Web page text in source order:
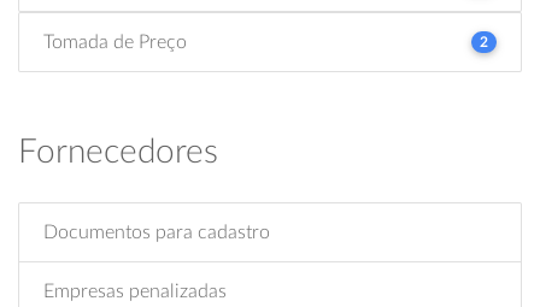
Tomada de Preço 2
Fornecedores
Documentos para cadastro
Empresas penalizadas